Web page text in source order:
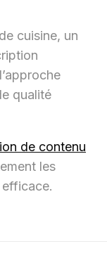
cuisine, un
qualité
de contenu
les
efficace.